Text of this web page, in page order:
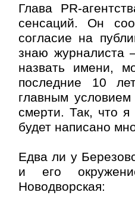
Глава PR-
сенсаций. Он
согласие на
знаю журналиста
назвать имени,
последние 10
главным
смерти. Так, что
будет написано
Едва ли у
и его
Новодворская: